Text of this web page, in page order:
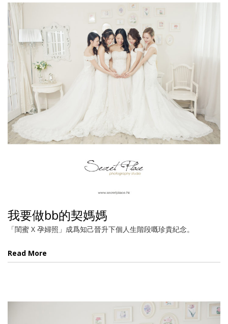
我要做bb的契媽媽
「閨蜜 X 孕婦照」成爲知己晉升下個人生階段嘅珍貴紀念。
Read More